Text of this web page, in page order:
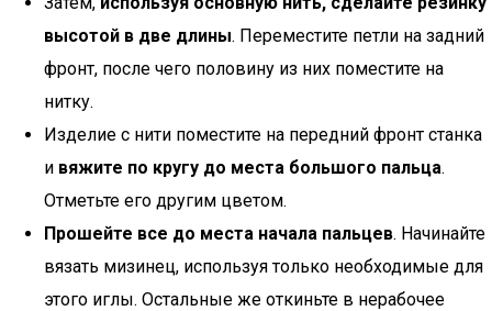
высотой в две длины. Переместите петли на задний
фронт, после чего половину из них поместите на
нитку.
Изделие с нити поместите на передний фронт станка
и вяжите по кругу до места большого пальца.
Отметьте его другим цветом.
Прошейте все до места начала пальцев. Начинайте
вязать мизинец, используя только необходимые для
этого иглы. Остальные же откиньте в нерабочее